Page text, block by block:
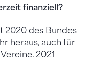
finanziell?
2020 des Bundes
heraus, auch für
2021